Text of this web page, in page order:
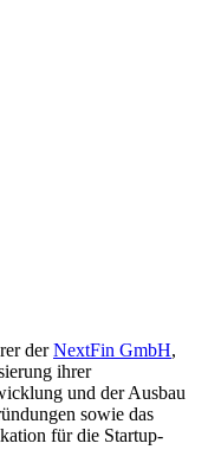
derNextFin GmbH,
ihrer
und der Ausbau
sowie das
für die Startup-